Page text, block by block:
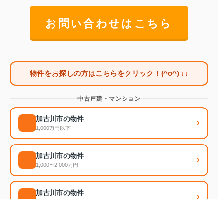
お問い合わせはこちら
物件をお探しの方はこちらをクリック！(^o^) ↓↓
中古戸建・マンション
加古川市の物件
1,000万円以下
›
加古川市の物件
1,000〜2,000万円
›
加古川市の物件 ›